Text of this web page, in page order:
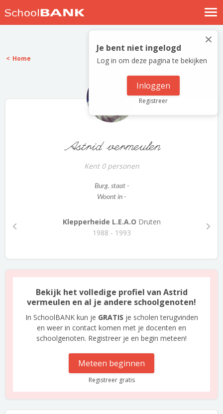
Nostalgische verhalen
Log in
Meld je gratis aan
×
Je bent niet ingelogd
Log in om deze pagina te bekijken
Inloggen
Registreer
Home
Astrid vermeulen
Kent 0 personen
Burg. staat -
Woont in -
Klepperheide L.E.A.O Druten
1988 - 1993
Bekijk het volledige profiel van Astrid
vermeulen en al je andere schoolgenoten!
In SchoolBANK kun je GRATIS je scholen terugvinden
en weer in contact komen met je docenten en
schoolgenoten. Registreer je en begin meteen!
Meteen beginnen
Registreer gratis